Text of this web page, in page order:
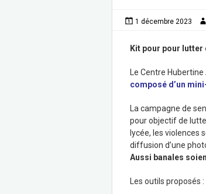
1 décembre 2023
Kit pour pour
Le Centre
composé d’un
La campagne de
pour objectif de
lycée, les violences
diffusion d’une
Aussi banales
Les outils proposés :